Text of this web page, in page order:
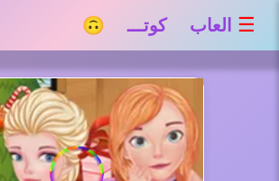
☰ العاب كوتـــ 🙃